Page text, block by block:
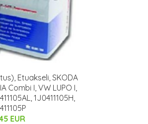
Etuakseli, SKODA
Combi I, VW LUPO I,
1J0411105H,
EUR